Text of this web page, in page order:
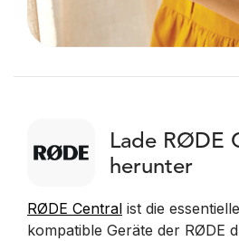
Lade RØDE
herunter
RØDE Central ist die
kompatible Geräte der RØDE